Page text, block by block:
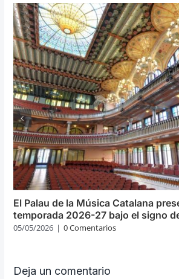
El Palau de la Música Catalana
temporada 2026-27 bajo el signo
05/05/2026 | 0 Comentarios
Deja un comentario